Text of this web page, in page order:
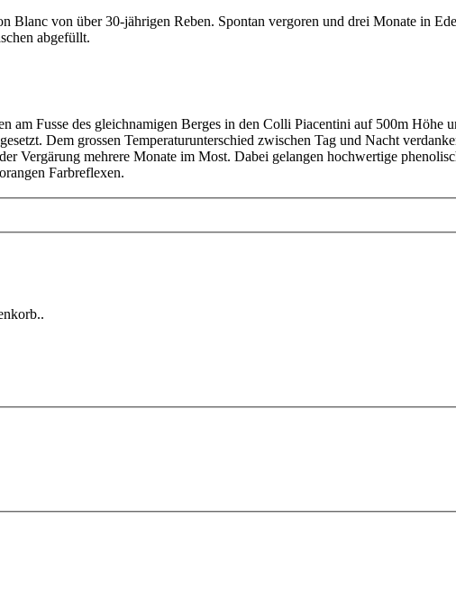
Blanc von über 30-jährigen Reben. Spontan vergoren und drei Monate in
abgefüllt.
am Fusse des gleichnamigen Berges in den Colli Piacentini auf 500m
Dem grossen Temperaturunterschied zwischen Tag und Nacht
Vergärung mehrere Monate im Most. Dabei gelangen hochwertige
Farbreflexen.